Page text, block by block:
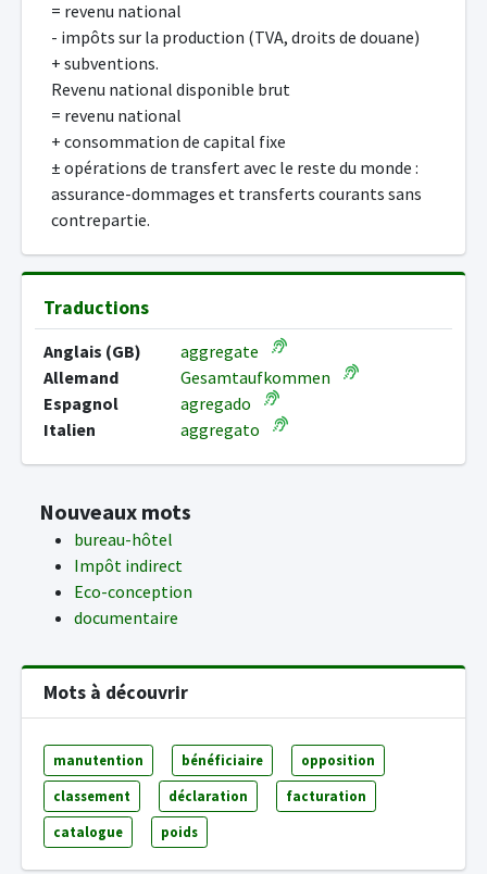
= revenu national
- impôts sur la production (TVA, droits de douane)
+ subventions.
Revenu national disponible brut
= revenu national
+ consommation de capital fixe
± opérations de transfert avec le reste du monde :
assurance-dommages et transferts courants sans
contrepartie.
Traductions
Anglais (GB)
aggregate
Allemand
Gesamtaufkommen
Espagnol
agregado
Italien
aggregato
Nouveaux mots
bureau-hôtel
Impôt indirect
Eco-conception
documentaire
Mots à découvrir
manutention bénéficiaire opposition
classement déclaration facturation
catalogue poids